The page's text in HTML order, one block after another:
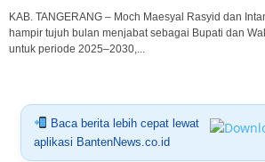
KAB. TANGERANG – Moch Maesyal Rasyid dan
hampir tujuh bulan menjabat sebagai Bupati dan
untuk periode 2025–2030,...
Baca berita lebih cepat lewat
aplikasi BantenNews.co.id